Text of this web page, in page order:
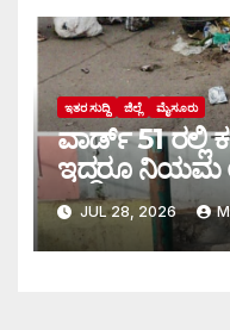
ಇತರ ಸುದ್ದಿ ಜಿಲ್ಲೆ ಮೈಸೂರು
ವಾರ್ಡ್ 51 ರಲ್ಲಿ
ಇದ್ದರೂ ನಿಯಮ
ಕಡಿವಾಣವಿಲ್ಲ
JUL 28, 2026